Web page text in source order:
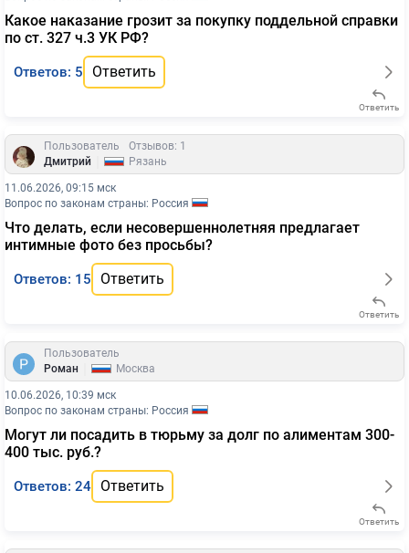
Какое наказание грозит за покупку поддельной справки
по ст. 327 ч.3 УК РФ?
Ответов: 5 Ответить
Ответить
Пользователь
Отзывов: 1
Дмитрий
Рязань
11.06.2026, 09:15 мск
Вопрос по законам страны: Россия
Что делать, если несовершеннолетняя предлагает
интимные фото без просьбы?
Ответов: 15 Ответить
Ответить
Пользователь
Роман
Москва
10.06.2026, 10:39 мск
Вопрос по законам страны: Россия
Могут ли посадить в тюрьму за долг по алиментам 300-
400 тыс. руб.?
Ответов: 24 Ответить
Ответить